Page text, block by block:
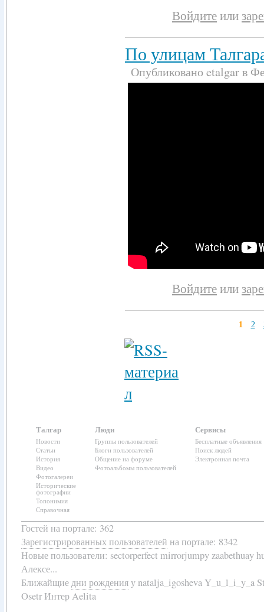
Войдитеили
По улицам
Опубликовано etalgar в
Войдитеили
1 2
Талгар
Новости
Статьи
История
Видео
Фотогалереи
Исторические
фотографии
Топонимия
Справочная
Люди
Группы пользователей
Блоги пользователей
Общение на форуме
Фотоальбомы пользователей
Сервисы
Бесплатные объявления
Поиск людей
Электронная почта
Гостей на портале: 362
Зарегистрированных пользователей на портале: 8342
Новые пользователи: sectorperfect mirrorjumpy zaabethuay
Алексе...
Ближайщиедни рожденияу natalja_igosheva Y_u_l_i_y_a
Osetr Интер Aelita